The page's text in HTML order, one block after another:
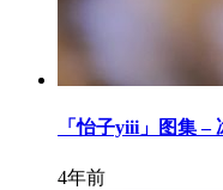
「怡子yiii」图集 –
4年前